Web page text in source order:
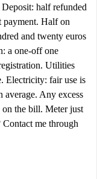
half refunded
payment. Half on
and twenty euros
a one-off one
Utilities
Electricity: fair use is
average. Any excess
on the bill. Meter just
Contact me through